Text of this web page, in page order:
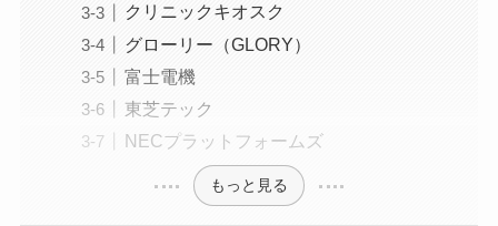
クリニックキオスク
グローリー（GLORY）
富士電機
東芝テック
NECプラットフォームズ
もっと見る